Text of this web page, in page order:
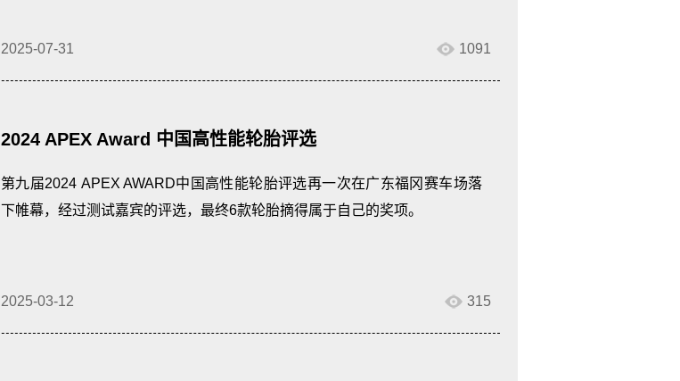
2025-07-31 1091
2024 APEX Award 中国高性能轮胎评选
第九届2024 APEX AWARD中国高性能轮胎评选再一次在广东福冈赛车场落
下帷幕，经过测试嘉宾的评选，最终6款轮胎摘得属于自己的奖项。
2025-03-12 315